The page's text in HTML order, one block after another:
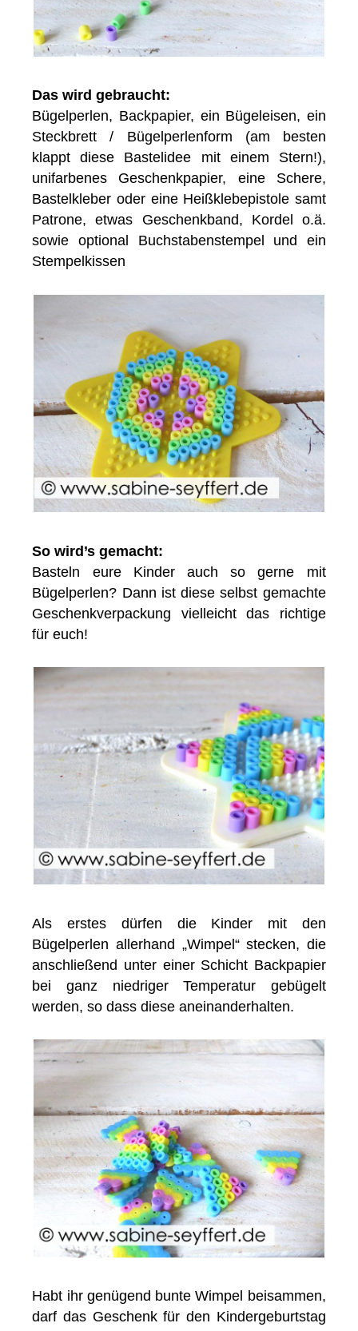
Das wird gebraucht:
Bügelperlen, Backpapier, ein Bügeleisen, ein
Steckbrett / Bügelperlenform (am besten
klappt diese Bastelidee mit einem Stern!),
unifarbenes Geschenkpapier, eine Schere,
Bastelkleber oder eine Heißklebepistole samt
Patrone, etwas Geschenkband, Kordel o.ä.
sowie optional Buchstabenstempel und ein
Stempelkissen
So wird’s gemacht:
Basteln eure Kinder auch so gerne mit
Bügelperlen? Dann ist diese selbst gemachte
Geschenkverpackung vielleicht das richtige
für euch!
Als erstes dürfen die Kinder mit den
Bügelperlen allerhand „Wimpel“ stecken, die
anschließend unter einer Schicht Backpapier
bei ganz niedriger Temperatur gebügelt
werden, so dass diese aneinanderhalten.
Habt ihr genügend bunte Wimpel beisammen,
darf das Geschenk für den Kindergeburtstag